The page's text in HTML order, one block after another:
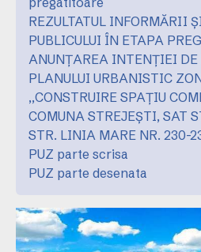
REZULTATUL INFORMĂRII
PUBLICULUI ÎN ETAPA
ANUNȚAREA INTENȚIEI DE
PLANULUI URBANISTIC
,,CONSTRUIRE SPAȚIU
COMUNA STREJEȘTI, SAT
STR. LINIA MARE NR. 230-
PUZ parte scrisa
PUZ parte desenata